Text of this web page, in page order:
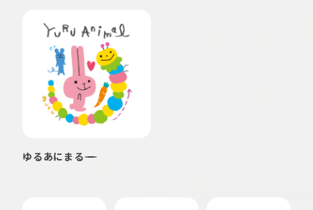
ゆるあにまる